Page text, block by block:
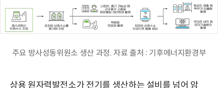
주요 방사성동위원소 생산 과정. 자료 출처 : 기후에너지환경부
상용 원자력발전소가 전기를 생산하는 설비를 넘어 암